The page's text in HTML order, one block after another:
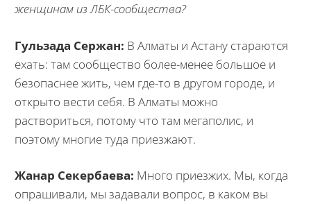
женщинам из ЛБК-сообщества?
Гульзада Сержан: В Алматы и Астану стараются
ехать: там сообщество более-менее большое и
безопаснее жить, чем где-то в другом городе, и
открыто вести себя. В Алматы можно
раствориться, потому что там мегаполис, и
поэтому многие туда приезжают.
Жанар Секербаева: Много приезжих. Мы, когда
опрашивали, мы задавали вопрос, в каком вы